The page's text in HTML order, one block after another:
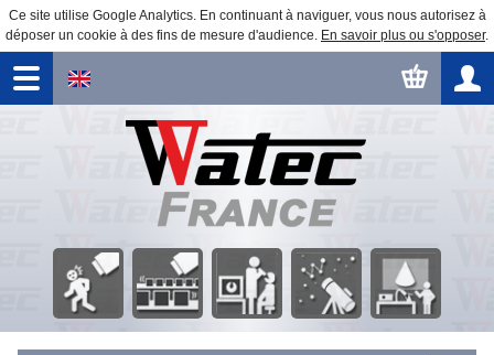
Ce site utilise Google Analytics. En continuant à naviguer, vous nous autorisez à
déposer un cookie à des fins de mesure d'audience. En savoir plus ou s'opposer.
Automatisme Éducation